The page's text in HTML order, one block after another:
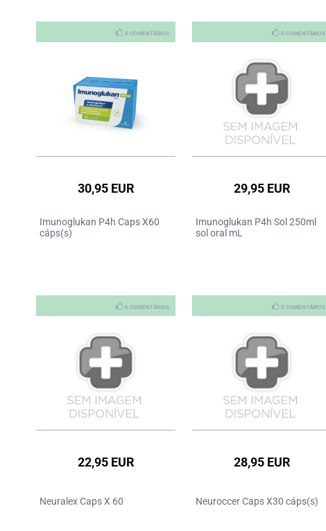
0 COMENTÁRIOS 0 COMENTÁRIOS
30,95 EUR
Imunoglukan P4h Caps X60
cáps(s)
0 COMENTÁRIOS
29,95 EUR
Imunoglukan P4h Sol 250ml
sol oral mL
0 COMENTÁRIOS
22,95 EUR
Neuralex Caps X 60
28,95 EUR
Neuroccer Caps X30 cáps(s)